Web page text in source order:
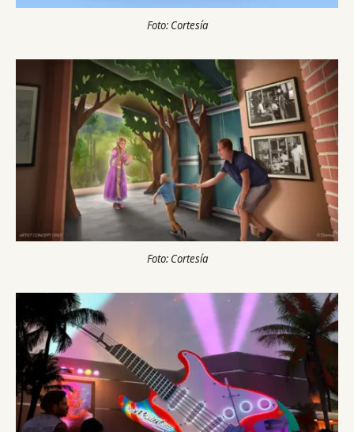
Foto: Cortesía
Foto: Cortesía